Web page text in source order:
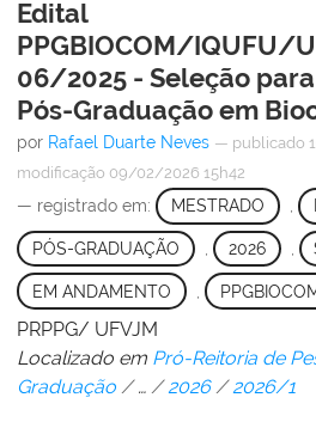
Edital
PPGBIOCOM/IQUFU/
06/2025 - Seleção
Pós-Graduação em
por Rafael Duarte Neves — publicado
modificação 09/02/2026 15h42
— registrado em: MESTRADO ,
PÓS-GRADUAÇÃO 2026
EM ANDAMENTO
PRPPG/ UFVJM
Localizado em Pró-Reitoria de
Graduação /… /2026 /2026/1